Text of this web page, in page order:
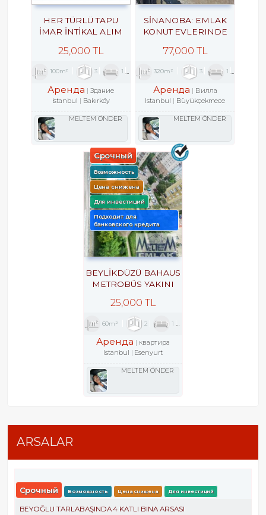
HER TÜRLÜ TAPU
İMAR İNTİKAL ALIM
ARACILIK VE
EKSPERTİZLİK ILE
KENTSEL DÖNÜŞÜM
DANIŞMANLIK
HİZMETLERİ
25,000 TL
100m² 3 1 2
Аренда
Здание
Istanbul
Bakırköy
MELTEM ÖNDER
SİNANOBA: EMLAK
KONUT EVLERINDE
77,000 TL
320m² 3 1
Аренда
Вилла
Istanbul
Büyükçekmece
MELTEM ÖNDER
Срочный
Возможность
Цена снижена
Для инвестиций
Подходит для
банковского кредита
BEYLİKDÜZÜ BAHAUS
METROBÜS YAKINI
2+1
25,000 TL
60m² 2 1
Аренда
квартира
Istanbul
Esenyurt
MELTEM ÖNDER
ARSALAR
Срочный Возможность Цена снижена Для инвестиций
BEYOĞLU TARLABAŞINDA 4 KATLI BINA ARSASI